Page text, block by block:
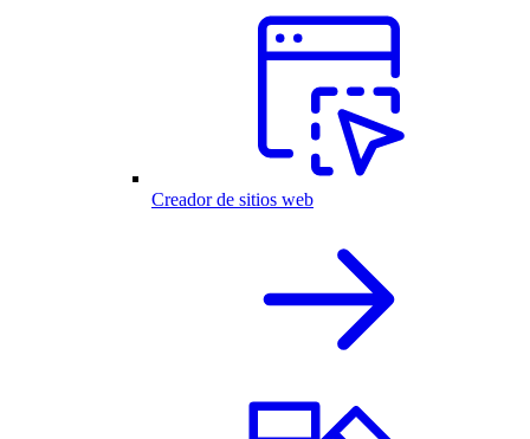
Creador de sitios web